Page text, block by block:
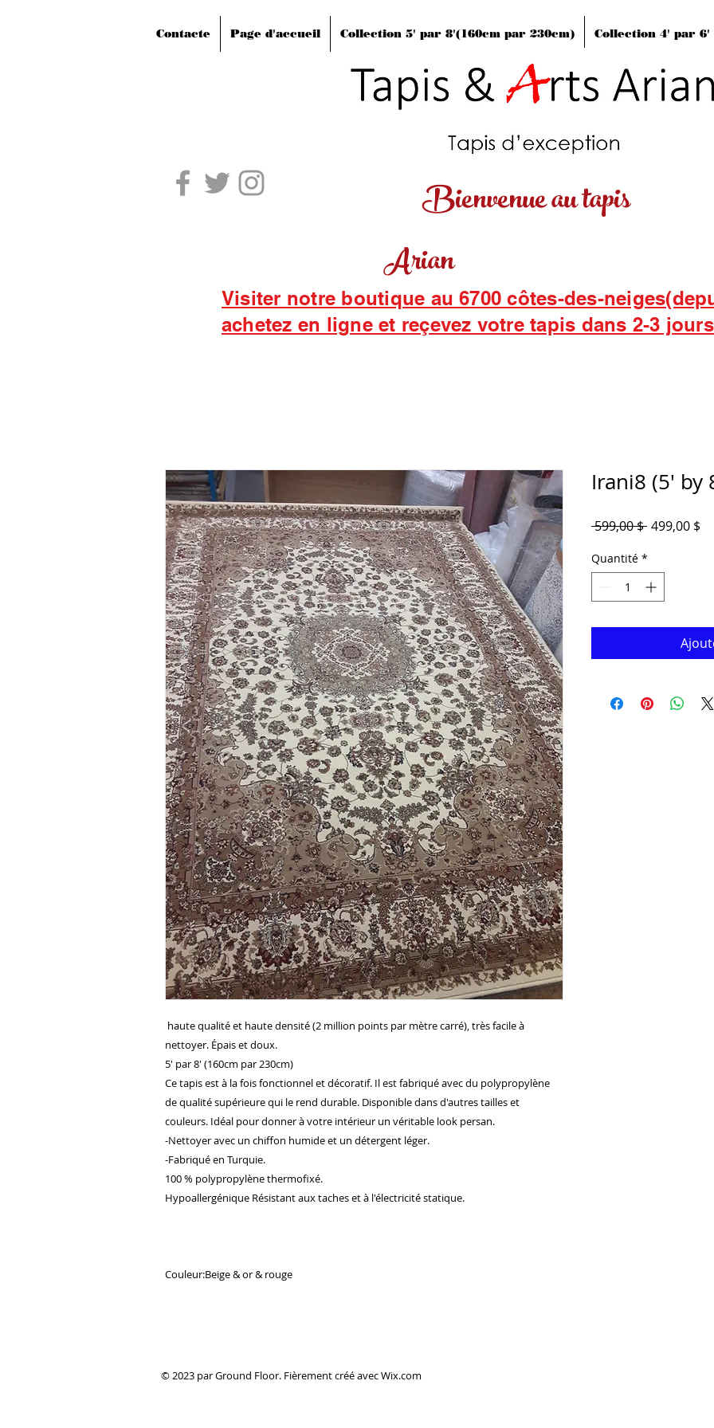
Contacte Page d'accueil Collection 5' par 8'(160cm par 230cm) Collection 4' par 6'
Bienvenue au tapis
Arian
Visiter notre boutique au 6700 côtes-des-
achetez en ligne et reçevez votre tapis dans 2-3
haute qualité et haute densité (2 million points par mètre carré), très facile à
nettoyer. Épais et doux.
5' par 8' (160cm par 230cm)
Ce tapis est à la fois fonctionnel et décoratif. Il est fabriqué avec du polypropylène
de qualité supérieure qui le rend durable. Disponible dans d'autres tailles et
couleurs. Idéal pour donner à votre intérieur un véritable look persan.
-Nettoyer avec un chiffon humide et un détergent léger.
-Fabriqué en Turquie.
100 % polypropylène thermofixé.
Hypoallergénique Résistant aux taches et à l'électricité statique.
Couleur:Beige & or & rouge
Irani8 (5' by
599,00 $ Prix
499,00 $
Quantité *
© 2023 par Ground Floor. Fièrement créé avecWix.com